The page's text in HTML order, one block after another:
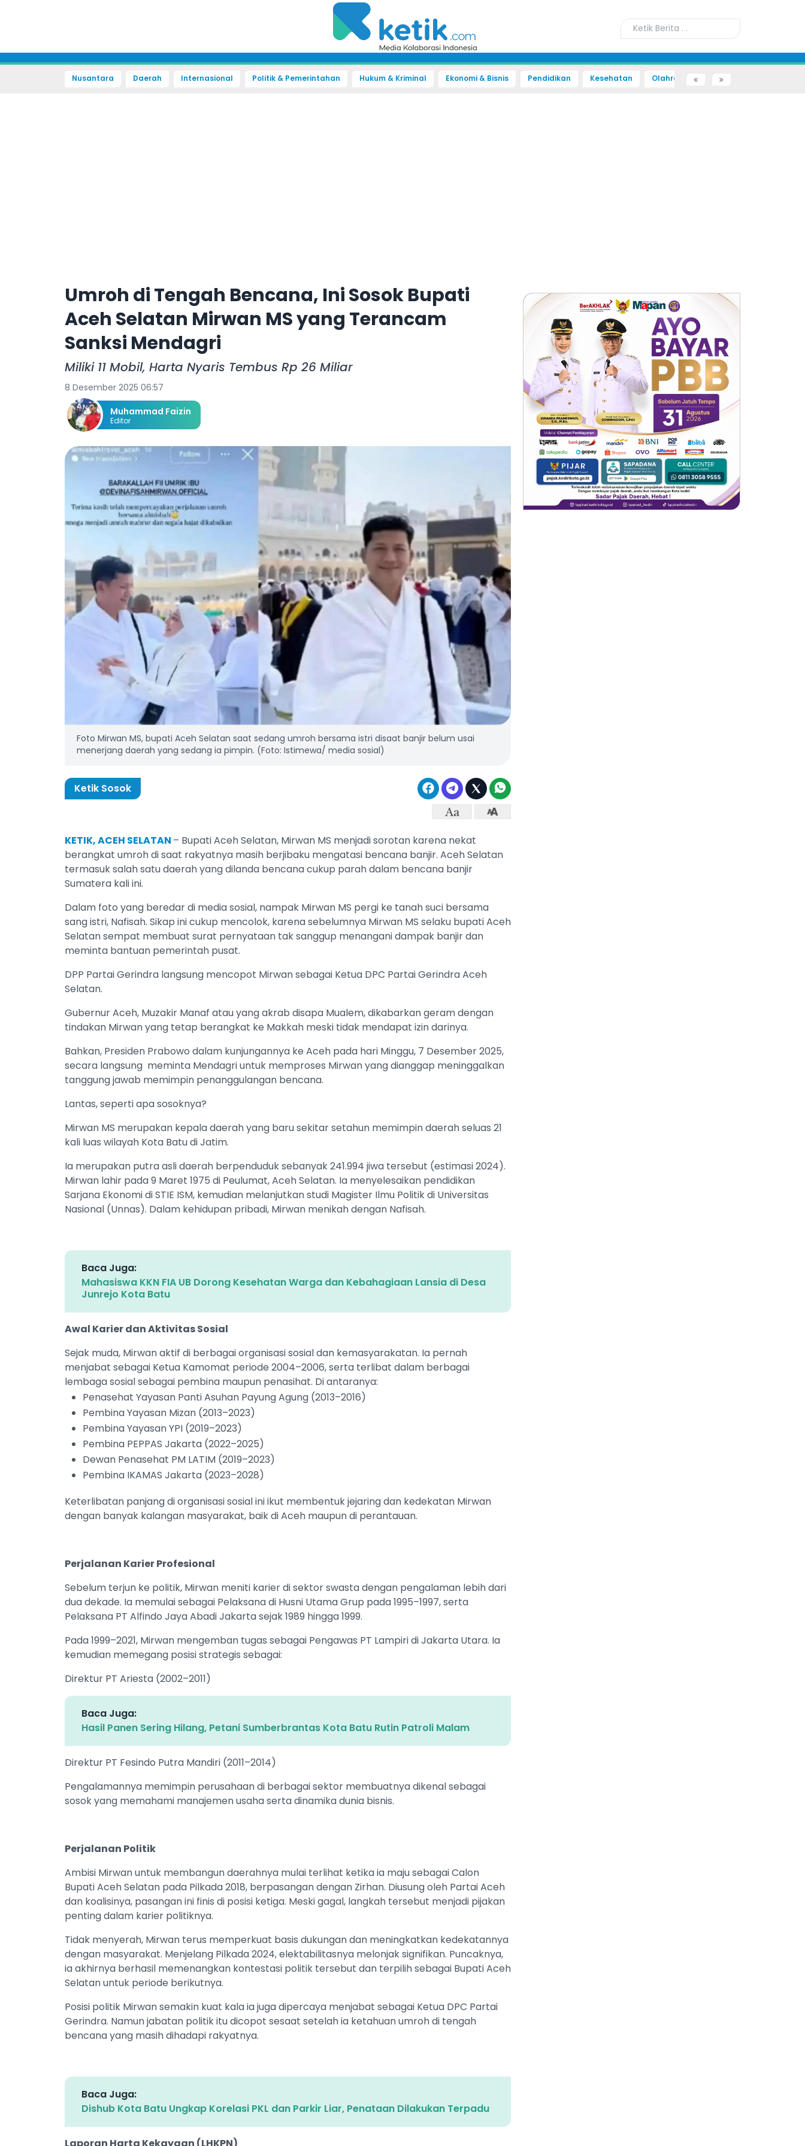
Nusantara Daerah Internasional Politik & Pemerintahan Hukum & Kriminal Ekonomi & Bisnis Pendidikan Kesehatan Olahraga Sains dan Teknologi
Umroh di Tengah Bencana, Ini Sosok Bupati
Aceh Selatan Mirwan MS yang Terancam
Sanksi Mendagri
Miliki 11 Mobil, Harta Nyaris Tembus Rp 26 Miliar
8 Desember 2025 06:57
Muhammad Faizin
Editor
Foto Mirwan MS, bupati Aceh Selatan saat sedang umroh bersama istri disaat banjir belum usai
menerjang daerah yang sedang ia pimpin. (Foto: Istimewa/ media sosial)
Ketik Sosok
KETIK, ACEH SELATAN – Bupati Aceh Selatan, Mirwan MS menjadi sorotan karena nekat
berangkat umroh di saat rakyatnya masih berjibaku mengatasi bencana banjir. Aceh Selatan
termasuk salah satu daerah yang dilanda bencana cukup parah dalam bencana banjir
Sumatera kali ini.
Dalam foto yang beredar di media sosial, nampak Mirwan MS pergi ke tanah suci bersama
sang istri, Nafisah. Sikap ini cukup mencolok, karena sebelumnya Mirwan MS selaku bupati Aceh
Selatan sempat membuat surat pernyataan tak sanggup menangani dampak banjir dan
meminta bantuan pemerintah pusat.
DPP Partai Gerindra langsung mencopot Mirwan sebagai Ketua DPC Partai Gerindra Aceh
Selatan.
Gubernur Aceh, Muzakir Manaf atau yang akrab disapa Mualem, dikabarkan geram dengan
tindakan Mirwan yang tetap berangkat ke Makkah meski tidak mendapat izin darinya.
Bahkan, Presiden Prabowo dalam kunjungannya ke Aceh pada hari Minggu, 7 Desember 2025,
secara langsung meminta Mendagri untuk memproses Mirwan yang dianggap meninggalkan
tanggung jawab memimpin penanggulangan bencana.
Lantas, seperti apa sosoknya?
Mirwan MS merupakan kepala daerah yang baru sekitar setahun memimpin daerah seluas 21
kali luas wilayah Kota Batu di Jatim.
Ia merupakan putra asli daerah berpenduduk sebanyak 241.994 jiwa tersebut (estimasi 2024).
Mirwan lahir pada 9 Maret 1975 di Peulumat, Aceh Selatan. Ia menyelesaikan pendidikan
Sarjana Ekonomi di STIE ISM, kemudian melanjutkan studi Magister Ilmu Politik di Universitas
Nasional (Unnas). Dalam kehidupan pribadi, Mirwan menikah dengan Nafisah.
Baca Juga:
Mahasiswa KKN FIA UB Dorong Kesehatan Warga dan Kebahagiaan Lansia di Desa
Junrejo Kota Batu
Awal Karier dan Aktivitas Sosial
Sejak muda, Mirwan aktif di berbagai organisasi sosial dan kemasyarakatan. Ia pernah
menjabat sebagai Ketua Kamomat periode 2004–2006, serta terlibat dalam berbagai
lembaga sosial sebagai pembina maupun penasihat. Di antaranya:
Penasehat Yayasan Panti Asuhan Payung Agung (2013–2016)
Pembina Yayasan Mizan (2013–2023)
Pembina Yayasan YPI (2019–2023)
Pembina PEPPAS Jakarta (2022–2025)
Dewan Penasehat PM LATIM (2019–2023)
Pembina IKAMAS Jakarta (2023–2028)
Keterlibatan panjang di organisasi sosial ini ikut membentuk jejaring dan kedekatan Mirwan
dengan banyak kalangan masyarakat, baik di Aceh maupun di perantauan.
Perjalanan Karier Profesional
Sebelum terjun ke politik, Mirwan meniti karier di sektor swasta dengan pengalaman lebih dari
dua dekade. Ia memulai sebagai Pelaksana di Husni Utama Grup pada 1995–1997, serta
Pelaksana PT Alfindo Jaya Abadi Jakarta sejak 1989 hingga 1999.
Pada 1999–2021, Mirwan mengemban tugas sebagai Pengawas PT Lampiri di Jakarta Utara. Ia
kemudian memegang posisi strategis sebagai:
Direktur PT Ariesta (2002–2011)
Baca Juga:
Hasil Panen Sering Hilang, Petani Sumberbrantas Kota Batu Rutin Patroli Malam
Direktur PT Fesindo Putra Mandiri (2011–2014)
Pengalamannya memimpin perusahaan di berbagai sektor membuatnya dikenal sebagai
sosok yang memahami manajemen usaha serta dinamika dunia bisnis.
Perjalanan Politik
Ambisi Mirwan untuk membangun daerahnya mulai terlihat ketika ia maju sebagai Calon
Bupati Aceh Selatan pada Pilkada 2018, berpasangan dengan Zirhan. Diusung oleh Partai Aceh
dan koalisinya, pasangan ini finis di posisi ketiga. Meski gagal, langkah tersebut menjadi pijakan
penting dalam karier politiknya.
Tidak menyerah, Mirwan terus memperkuat basis dukungan dan meningkatkan kedekatannya
dengan masyarakat. Menjelang Pilkada 2024, elektabilitasnya melonjak signifikan. Puncaknya,
ia akhirnya berhasil memenangkan kontestasi politik tersebut dan terpilih sebagai Bupati Aceh
Selatan untuk periode berikutnya.
Posisi politik Mirwan semakin kuat kala ia juga dipercaya menjabat sebagai Ketua DPC Partai
Gerindra. Namun jabatan politik itu dicopot sesaat setelah ia ketahuan umroh di tengah
bencana yang masih dihadapi rakyatnya.
Baca Juga:
Dishub Kota Batu Ungkap Korelasi PKL dan Parkir Liar, Penataan Dilakukan Terpadu